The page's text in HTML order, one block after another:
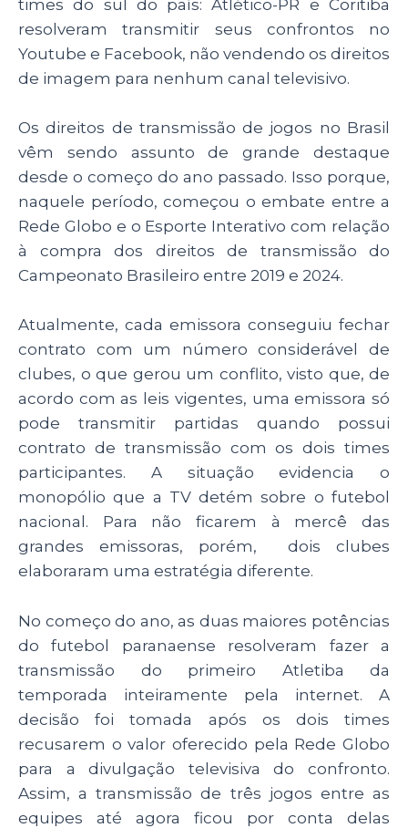
times do sul do país: Atlético-PR e Coritiba
resolveram transmitir seus confrontos no
Youtube e Facebook, não vendendo os direitos
de imagem para nenhum canal televisivo.
Os direitos de transmissão de jogos no Brasil
vêm sendo assunto de grande destaque
desde o começo do ano passado. Isso porque,
naquele período, começou o embate entre a
Rede Globo e o Esporte Interativo com relação
à compra dos direitos de transmissão do
Campeonato Brasileiro entre 2019 e 2024.
Atualmente, cada emissora conseguiu fechar
contrato com um número considerável de
clubes, o que gerou um conflito, visto que, de
acordo com as leis vigentes, uma emissora só
pode transmitir partidas quando possui
contrato de transmissão com os dois times
participantes. A situação evidencia o
monopólio que a TV detém sobre o futebol
nacional. Para não ficarem à mercê das
grandes emissoras, porém, dois clubes
elaboraram uma estratégia diferente.
No começo do ano, as duas maiores potências
do futebol paranaense resolveram fazer a
transmissão do primeiro Atletiba da
temporada inteiramente pela internet. A
decisão foi tomada após os dois times
recusarem o valor oferecido pela Rede Globo
para a divulgação televisiva do confronto.
Assim, a transmissão de três jogos entre as
equipes até agora ficou por conta delas